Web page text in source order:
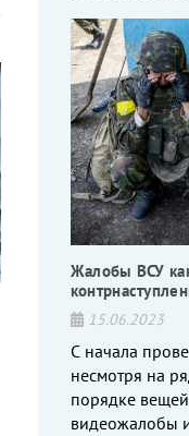
Жалобы ВСУ
15.06.2023
С начала
несмотря на
порядке
видеожалобы